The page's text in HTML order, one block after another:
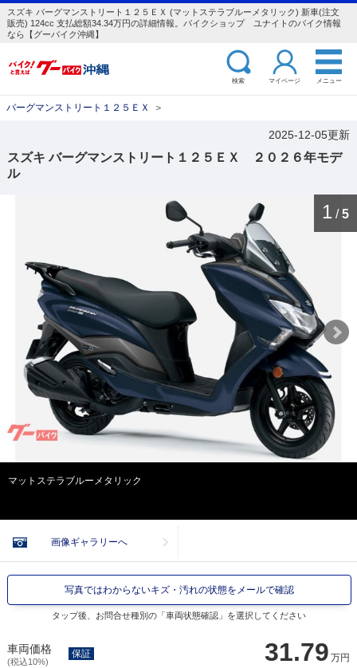
スズキ バーグマンストリート１２５ＥＸ (マットステラブルーメタリック) 新車(注文
販売) 124cc 支払総額34.34万円の詳細情報。バイクショップ ユナイトのバイク情報
なら【グーバイク沖縄】
検索 マイページ メニュー
バーグマンストリート１２５ＥＸ ＞
2025-12-05更新
スズキ バーグマンストリート１２５ＥＸ ２０２６年モデ
ル
1 / 5
マットステラブルーメタリック
画像ギャラリーへ
写真ではわからないキズ・汚れの状態をメールで確認
タップ後、お問合せ種別の「車両状態確認」を選択してください
車両価格
(税込10%) 31.79 万円
保証